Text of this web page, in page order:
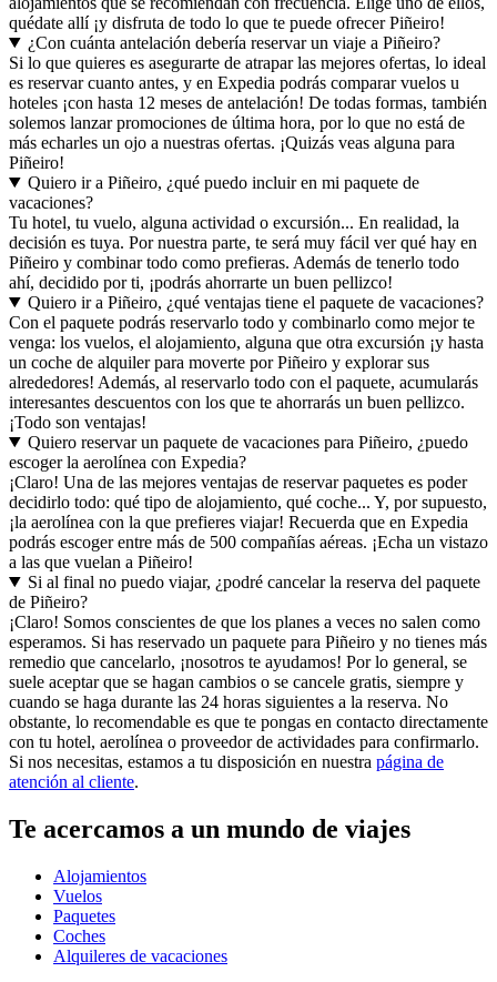
quédate allí ¡y disfruta de todo lo que te puede ofrecer Piñeiro!
¿Con cuánta antelación debería reservar un viaje a Piñeiro?
Si lo que quieres es asegurarte de atrapar las mejores ofertas, lo ideal
es reservar cuanto antes, y en Expedia podrás comparar vuelos u
hoteles ¡con hasta 12 meses de antelación! De todas formas, también
solemos lanzar promociones de última hora, por lo que no está de
más echarles un ojo a nuestras ofertas. ¡Quizás veas alguna para
Piñeiro!
Quiero ir a Piñeiro, ¿qué puedo incluir en mi paquete de
vacaciones?
Tu hotel, tu vuelo, alguna actividad o excursión... En realidad, la
decisión es tuya. Por nuestra parte, te será muy fácil ver qué hay en
Piñeiro y combinar todo como prefieras. Además de tenerlo todo
ahí, decidido por ti, ¡podrás ahorrarte un buen pellizco!
Quiero ir a Piñeiro, ¿qué ventajas tiene el paquete de vacaciones?
Con el paquete podrás reservarlo todo y combinarlo como mejor te
venga: los vuelos, el alojamiento, alguna que otra excursión ¡y hasta
un coche de alquiler para moverte por Piñeiro y explorar sus
alrededores! Además, al reservarlo todo con el paquete, acumularás
interesantes descuentos con los que te ahorrarás un buen pellizco.
¡Todo son ventajas!
Quiero reservar un paquete de vacaciones para Piñeiro, ¿puedo
escoger la aerolínea con Expedia?
¡Claro! Una de las mejores ventajas de reservar paquetes es poder
decidirlo todo: qué tipo de alojamiento, qué coche... Y, por supuesto,
¡la aerolínea con la que prefieres viajar! Recuerda que en Expedia
podrás escoger entre más de 500 compañías aéreas. ¡Echa un vistazo
a las que vuelan a Piñeiro!
Si al final no puedo viajar, ¿podré cancelar la reserva del paquete
de Piñeiro?
¡Claro! Somos conscientes de que los planes a veces no salen como
esperamos. Si has reservado un paquete para Piñeiro y no tienes más
remedio que cancelarlo, ¡nosotros te ayudamos! Por lo general, se
suele aceptar que se hagan cambios o se cancele gratis, siempre y
cuando se haga durante las 24 horas siguientes a la reserva. No
obstante, lo recomendable es que te pongas en contacto directamente
con tu hotel, aerolínea o proveedor de actividades para confirmarlo.
Si nos necesitas, estamos a tu disposición en nuestra página de
atención al cliente.
Te acercamos a un mundo de viajes
Alojamientos
Vuelos
Paquetes
Coches
Alquileres de vacaciones